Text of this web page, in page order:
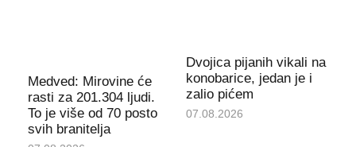
Medved: Mirovine će
rasti za 201.304 ljudi.
To je više od 70 posto
svih branitelja
Dvojica pijanih vikali na
konobarice, jedan je i
zalio pićem
07.08.2026